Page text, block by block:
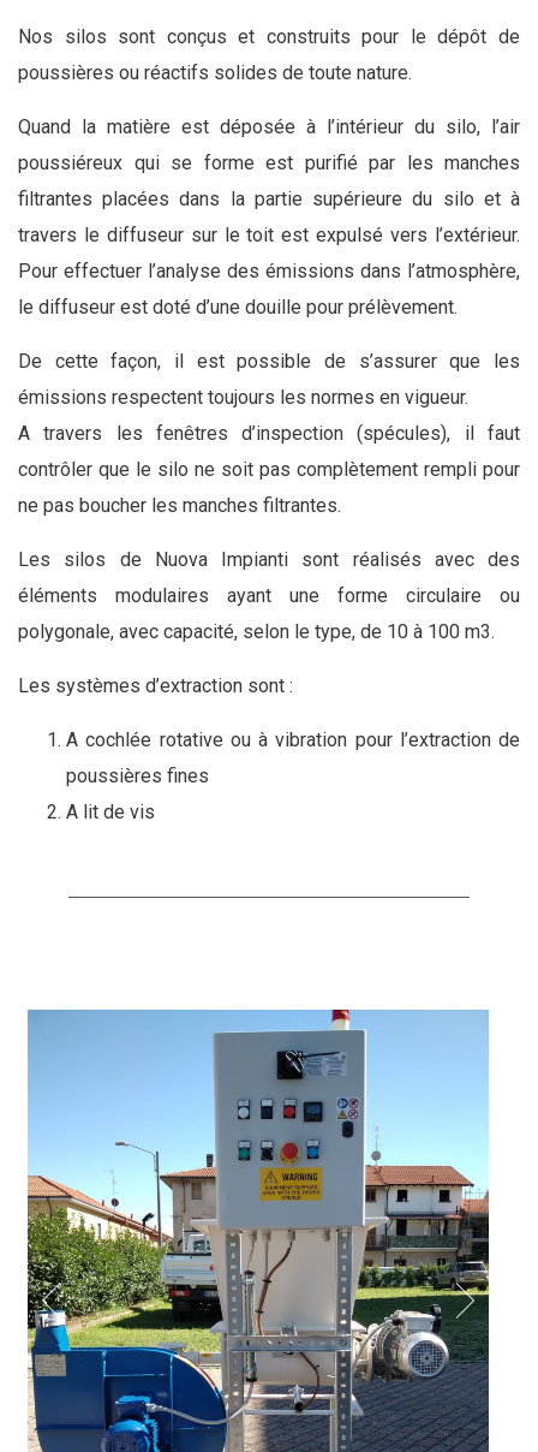
Nos silos sont conçus et construits pour le dépôt de
poussières ou réactifs solides de toute nature.
Quand la matière est déposée à l’intérieur du silo, l’air
poussiéreux qui se forme est purifié par les manches
filtrantes placées dans la partie supérieure du silo et à
travers le diffuseur sur le toit est expulsé vers l’extérieur.
Pour effectuer l’analyse des émissions dans l’atmosphère,
le diffuseur est doté d’une douille pour prélèvement.
De cette façon, il est possible de s’assurer que les
émissions respectent toujours les normes en vigueur.
A travers les fenêtres d’inspection (spécules), il faut
contrôler que le silo ne soit pas complètement rempli pour
ne pas boucher les manches filtrantes.
Les silos de Nuova Impianti sont réalisés avec des
éléments modulaires ayant une forme circulaire ou
polygonale, avec capacité, selon le type, de 10 à 100 m3.
Les systèmes d’extraction sont :
A cochlée rotative ou à vibration pour l’extraction de
poussières fines
A lit de vis